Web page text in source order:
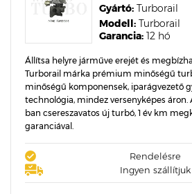
Garancia: 12 hó
Modell: Turborail
Gyártó: Turborail
Állítsa helyre járműve erejét és
Turborail márka prémium minőségű
minőségű komponensek, iparágvezető
technológia, mindez versenyképes áron.
ban csereszavatos új turbó, 1 év km
garanciával.
Rendelésre
Ingyen szállítjuk